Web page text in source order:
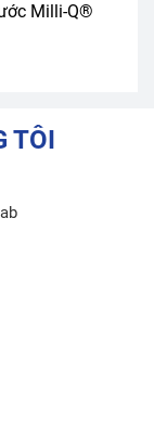
Milli-Q®
TÔI